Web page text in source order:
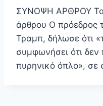
ΣΥΝΟΨΗ ΑΡΘΡΟΥ Τα
άρθρου Ο
Τραμπ, δήλωσε ότι
συμφωνήσει ότι δεν
πυρηνικό όπλο», σε